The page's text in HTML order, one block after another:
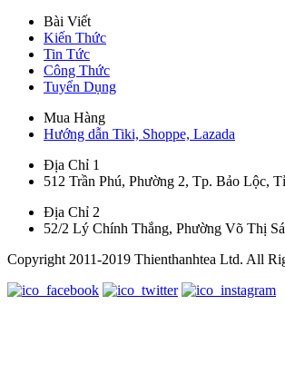
Bài Viết
Kiến Thức
Tin Tức
Công Thức
Tuyển Dụng
Mua Hàng
Hướng dẫn Tiki, Shoppe, Lazada
Địa Chỉ 1
512 Trần Phú, Phường 2, Tp. Bảo Lộc,
Địa Chỉ 2
52/2 Lý Chính Thắng, Phường Võ Thị
Copyright 2011-2019 Thienthanhtea Ltd. All